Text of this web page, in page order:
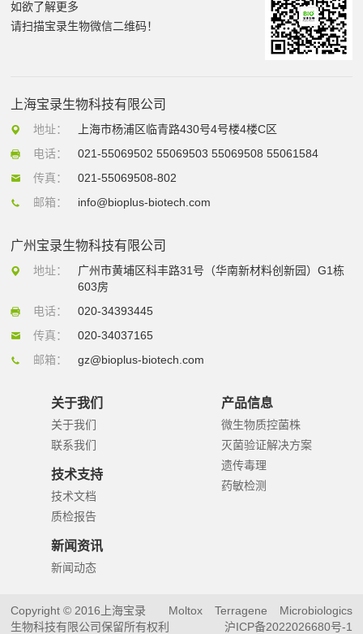
如欲了解更多
请扫描宝录生物微信二维码！
上海宝录生物科技有限公司
地址：
上海市杨浦区临青路430号4号楼4楼C区
电话：
021-55069502 55069503 55069508 55061584
传真：
021-55069508-802
邮箱：
info@bioplus-biotech.com
广州宝录生物科技有限公司
地址：
广州市黄埔区科丰路31号（华南新材料创新园）G1栋
603房
电话：
020-34393445
传真：
020-34037165
邮箱：
gz@bioplus-biotech.com
关于我们
关于我们
联系我们
技术支持
技术文档
质检报告
新闻资讯
新闻动态
产品信息
微生物质控菌株
灭菌验证解决方案
遗传毒理
药敏检测
Microbiologics
Terragene
Moltox
Copyright © 2016上海宝录
生物科技有限公司保留所有权利
沪ICP备2022026680号-1